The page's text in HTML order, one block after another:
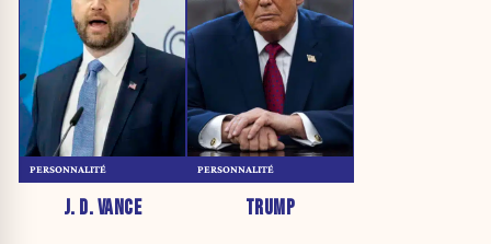
J. D. VANCE
PERSONNALITÉ
TRUMP
PERSONNALITÉ